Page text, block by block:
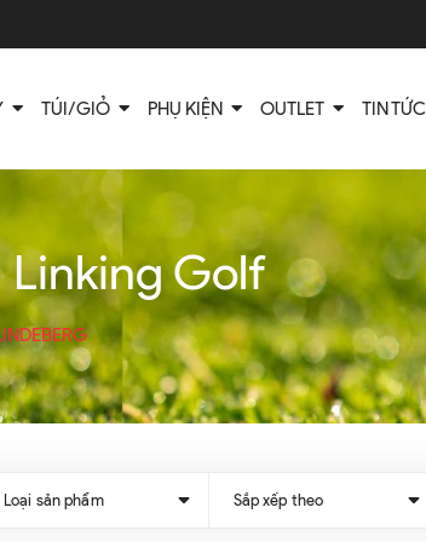
TÚI/GIỎ PHỤ KIỆN OUTLET TIN TỨC
Linking Golf
Loại sản phẩm Sắp xếp theo